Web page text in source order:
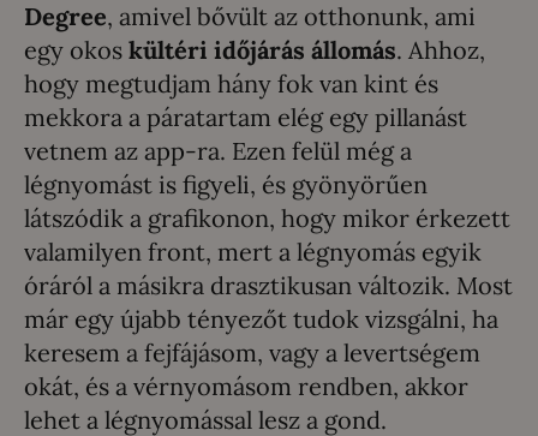
Degree, amivel bővült az otthonunk, ami
egy okos kültéri időjárás állomás. Ahhoz,
hogy megtudjam hány fok van kint és
mekkora a páratartam elég egy pillanást
vetnem az app-ra. Ezen felül még a
légnyomást is figyeli, és gyönyörűen
látszódik a grafikonon, hogy mikor érkezett
valamilyen front, mert a légnyomás egyik
óráról a másikra drasztikusan változik. Most
már egy újabb tényezőt tudok vizsgálni, ha
keresem a fejfájásom, vagy a levertségem
okát, és a vérnyomásom rendben, akkor
lehet a légnyomással lesz a gond.